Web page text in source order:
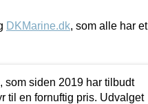
DKMarine.dk, som alle har et
som siden 2019 har tilbudt
til en fornuftig pris. Udvalget